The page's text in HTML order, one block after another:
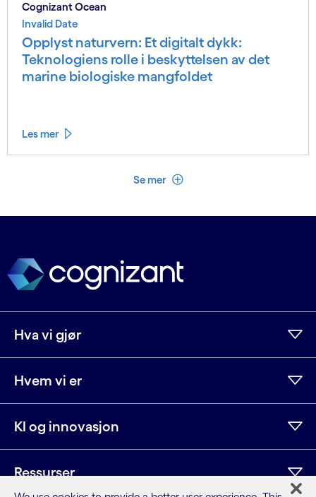
Cognizant Ocean
Invalid Date
Opplyst naturvern: Et digitalt dykk:
Teknologiens rolle i beskyttelsen av det
marine biologiske mangfoldet
Les mer
Se mer Se mindre
Hva vi gjør
Hvem vi er
KI og innovasjon
Ressurser